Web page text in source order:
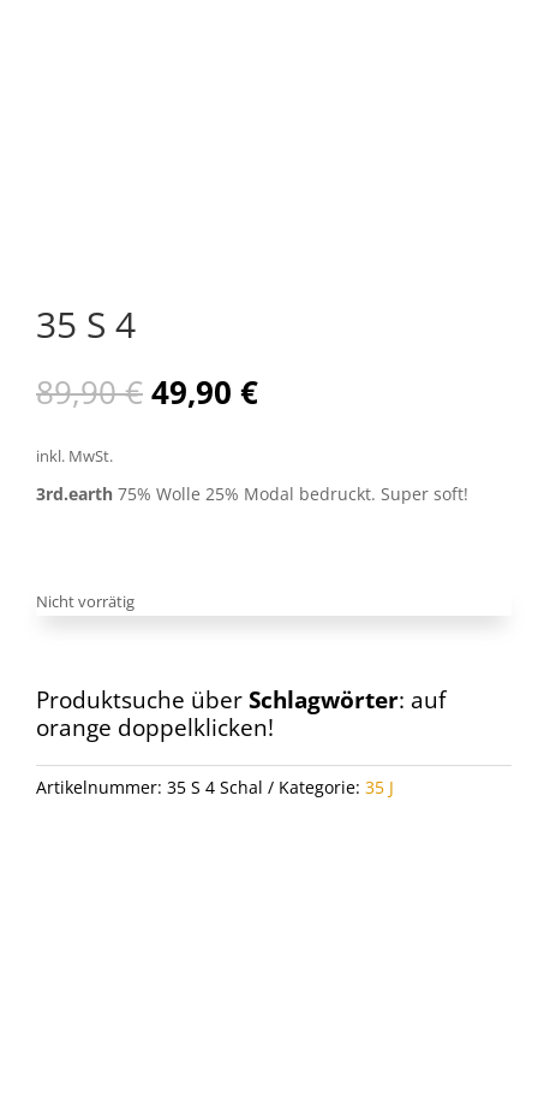
35 S 4
89,90€Ursprünglicher
Preis
49,90 €Aktueller
inkl. MwSt.
3rd.earth 75% Wolle 25% Modal bedruckt. Super soft!
Nicht vorrätig
Produktsuche überSchlagwörter: auf
orange doppelklicken!
Artikelnummer: 35 S 4 Schal Kategorie: 35 J